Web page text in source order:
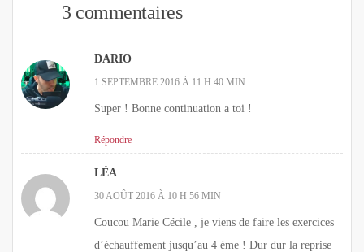
3 commentaires
DARIO
1 SEPTEMBRE 2016 À 11 H 40 MIN
Super ! Bonne continuation a toi !
Répondre
LÉA
30 AOÛT 2016 À 10 H 56 MIN
Coucou Marie Cécile , je viens de faire les exercices
d’échauffement jusqu’au 4 éme ! Dur dur la reprise